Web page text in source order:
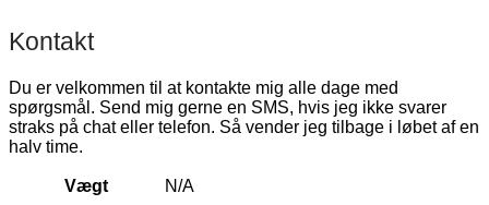
Kontakt
Du er velkommen til at kontakte mig alle dage med
spørgsmål. Send mig gerne en SMS, hvis jeg ikke svarer
straks på chat eller telefon. Så vender jeg tilbage i løbet af en
halv time.
Vægt N/A